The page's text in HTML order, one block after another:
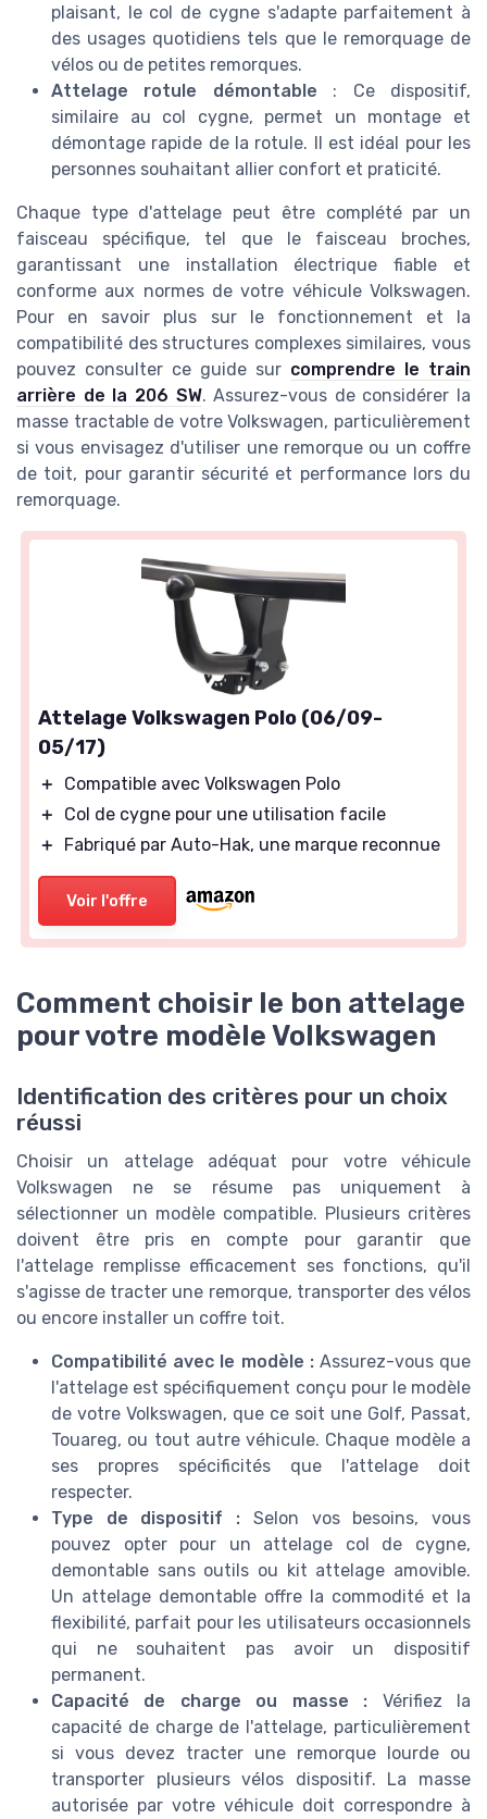
plaisant, le col de cygne s'adapte parfaitement à
des usages quotidiens tels que le remorquage de
vélos ou de petites remorques.
Attelage rotule démontable : Ce dispositif,
similaire au col cygne, permet un montage et
démontage rapide de la rotule. Il est idéal pour les
personnes souhaitant allier confort et praticité.
Chaque type d'attelage peut être complété par un
faisceau spécifique, tel que le faisceau broches,
garantissant une installation électrique fiable et
conforme aux normes de votre véhicule Volkswagen.
Pour en savoir plus sur le fonctionnement et la
compatibilité des structures complexes similaires, vous
pouvez consulter ce guide sur comprendre le train
arrière de la 206 SW. Assurez-vous de considérer la
masse tractable de votre Volkswagen, particulièrement
si vous envisagez d'utiliser une remorque ou un coffre
de toit, pour garantir sécurité et performance lors du
remorquage.
Attelage Volkswagen Polo (06/09-
05/17)
＋
Compatible avec Volkswagen Polo
＋
Col de cygne pour une utilisation facile
＋
Fabriqué par Auto-Hak, une marque reconnue
Voir l'offre
Comment choisir le bon attelage
pour votre modèle Volkswagen
Identification des critères pour un choix
réussi
Choisir un attelage adéquat pour votre véhicule
Volkswagen ne se résume pas uniquement à
sélectionner un modèle compatible. Plusieurs critères
doivent être pris en compte pour garantir que
l'attelage remplisse efficacement ses fonctions, qu'il
s'agisse de tracter une remorque, transporter des vélos
ou encore installer un coffre toit.
Compatibilité avec le modèle :Assurez-vous que
l'attelage est spécifiquement conçu pour le modèle
de votre Volkswagen, que ce soit une Golf, Passat,
Touareg, ou tout autre véhicule. Chaque modèle a
ses propres spécificités que l'attelage doit
respecter.
Type de dispositif : Selon vos besoins, vous
pouvez opter pour un attelage col de cygne,
demontable sans outils ou kit attelage amovible.
Un attelage demontable offre la commodité et la
flexibilité, parfait pour les utilisateurs occasionnels
qui ne souhaitent pas avoir un dispositif
permanent.
Capacité de charge ou masse : Vérifiez la
capacité de charge de l'attelage, particulièrement
si vous devez tracter une remorque lourde ou
transporter plusieurs vélos dispositif. La masse
autorisée par votre véhicule doit correspondre à